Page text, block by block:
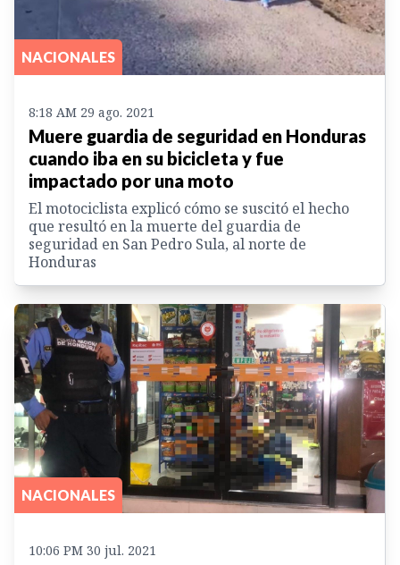
NACIONALES
8:18 AM 29 ago. 2021
Muere guardia de seguridad en Honduras
cuando iba en su bicicleta y fue
impactado por una moto
El motociclista explicó cómo se suscitó el hecho
que resultó en la muerte del guardia de
seguridad en San Pedro Sula, al norte de
Honduras
NACIONALES
10:06 PM 30 jul. 2021